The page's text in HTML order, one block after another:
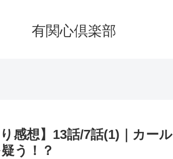
有関心倶楽部
感想】13話/7話(1)｜カール
う！？